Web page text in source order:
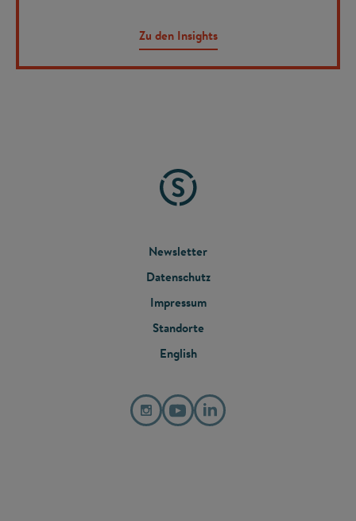
Zu den Insights
FOOTER
MENU
Newsletter
Datenschutz
Impressum
Standorte
English